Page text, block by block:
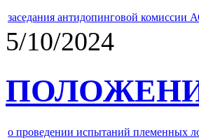
заседания антидопинговой
5/10/2024
о проведении испытаний племенных